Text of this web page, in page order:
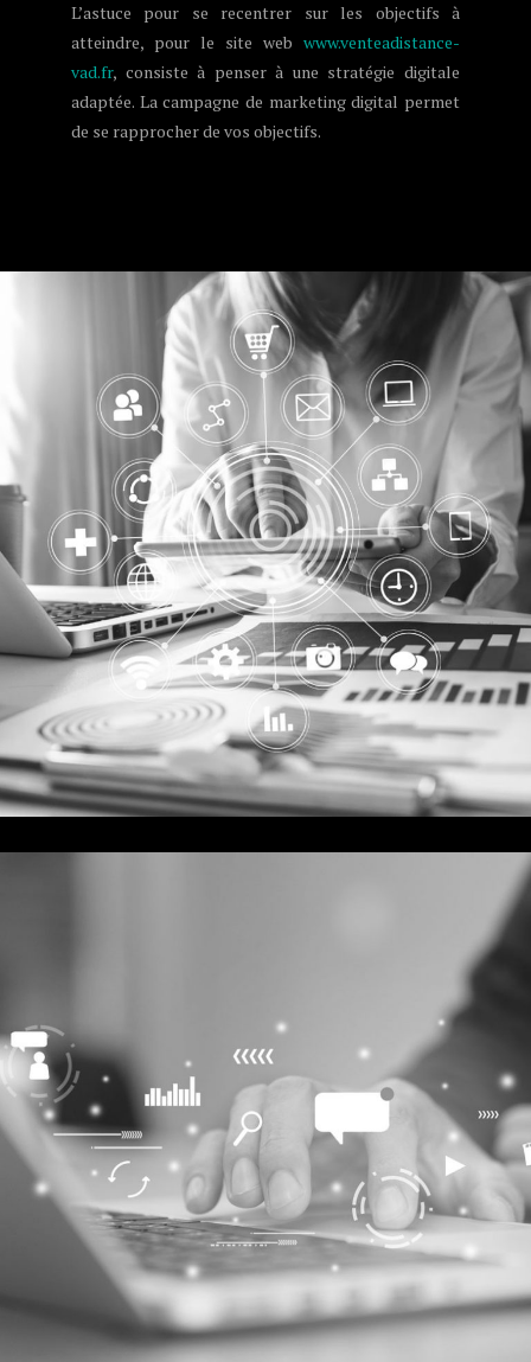
L’astuce pour se recentrer sur les objectifs à
atteindre, pour le site web www.venteadistance-
vad.fr, consiste à penser à une stratégie digitale
adaptée. La campagne de marketing digital permet
de se rapprocher de vos objectifs.